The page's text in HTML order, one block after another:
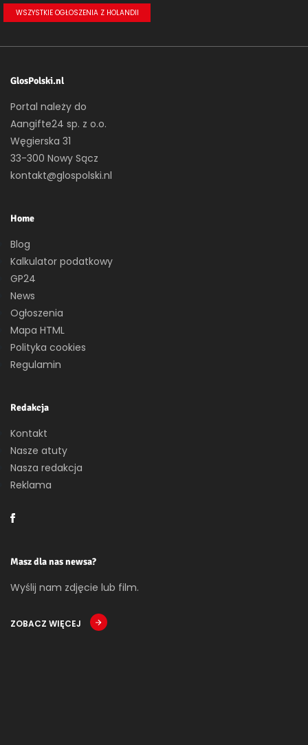
WSZYSTKIE OGŁOSZENIA Z HOLANDII
GlosPolski.nl
Portal należy do
Aangifte24 sp. z o.o.
Węgierska 31
33-300 Nowy Sącz
kontakt@glospolski.nl
Home
Blog
Kalkulator podatkowy
GP24
News
Ogłoszenia
Mapa HTML
Polityka cookies
Regulamin
Redakcja
Kontakt
Nasze atuty
Nasza redakcja
Reklama
Masz dla nas newsa?
Wyślij nam zdjęcie lub film.
ZOBACZ WIĘCEJ